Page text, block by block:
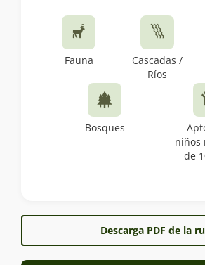
Fauna
Cascadas /
Ríos
Bosques
niños
de
Descarga PDF de la